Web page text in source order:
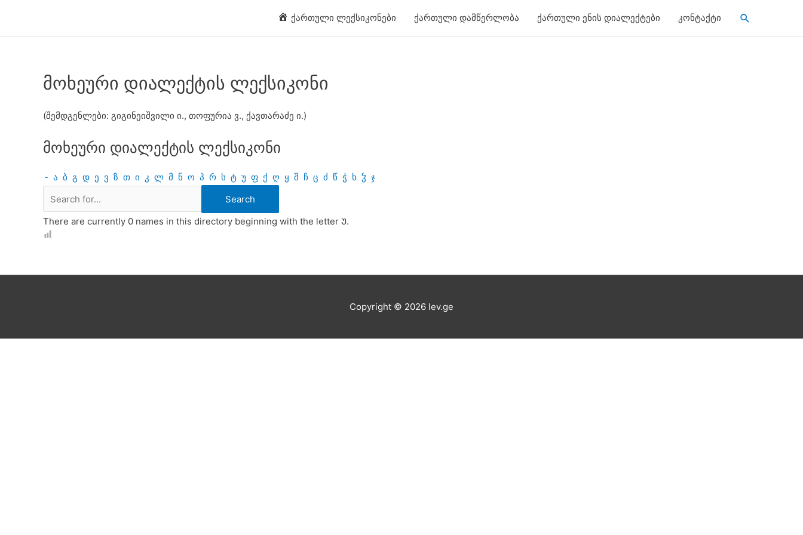
content
ქართული ლექსიკონები ქართული დამწერლობა ქართული ენის დიალექტები კონტაქტი Search
მოხეური დიალექტის ლექსიკონი
(შემდგენლები: გიგინეიშვილი ი., თოფურია ვ., ქავთარაძე ი.)
მოხეური დიალექტის ლექსიკონი
- ა ბ გ დ ე ვ ზ თ ი კ ლ მ ნ ო პ რ ს ტ უ ფ ქ ღ ყ შ ჩ ც ძ წ ჭ ხ ჴ ჯ
There are currently 0 names in this directory beginning with the letter Უ.
Copyright © 2026 lev.ge